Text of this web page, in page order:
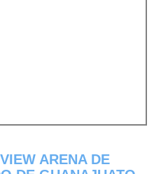
ARENA DE